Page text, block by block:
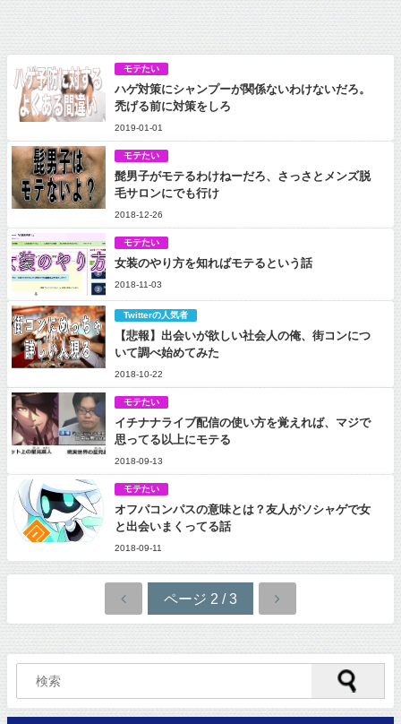
モテたい
ハゲ対策にシャンプーが関係ないわけないだろ。
禿げる前に対策をしろ
2019-01-01
モテたい
髭男子がモテるわけねーだろ、さっさとメンズ脱
毛サロンにでも行け
2018-12-26
モテたい
女装のやり方を知ればモテるという話
2018-11-03
Twitterの人気者
【悲報】出会いが欲しい社会人の俺、街コンにつ
いて調べ始めてみた
2018-10-22
モテたい
イチナナライブ配信の使い方を覚えれば、マジで
思ってる以上にモテる
2018-09-13
モテたい
オフパコンパスの意味とは？友人がソシャゲで女
と出会いまくってる話
2018-09-11
ページ 2 / 3